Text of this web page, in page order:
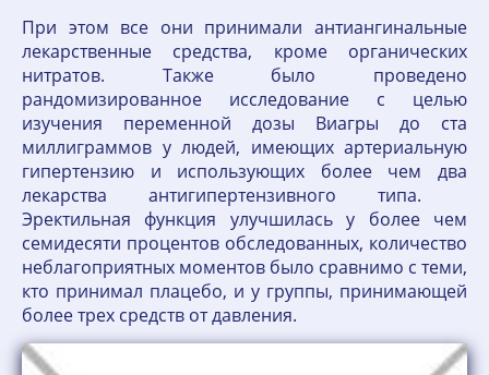
При этом все они принимали антиангинальные
лекарственные средства, кроме органических
нитратов. Также было проведено
рандомизированное исследование с целью
изучения переменной дозы Виагры до ста
миллиграммов у людей, имеющих артериальную
гипертензию и использующих более чем два
лекарства антигипертензивного типа.
Эректильная функция улучшилась у более чем
семидесяти процентов обследованных, количество
неблагоприятных моментов было сравнимо с теми,
кто принимал плацебо, и у группы, принимающей
более трех средств от давления.